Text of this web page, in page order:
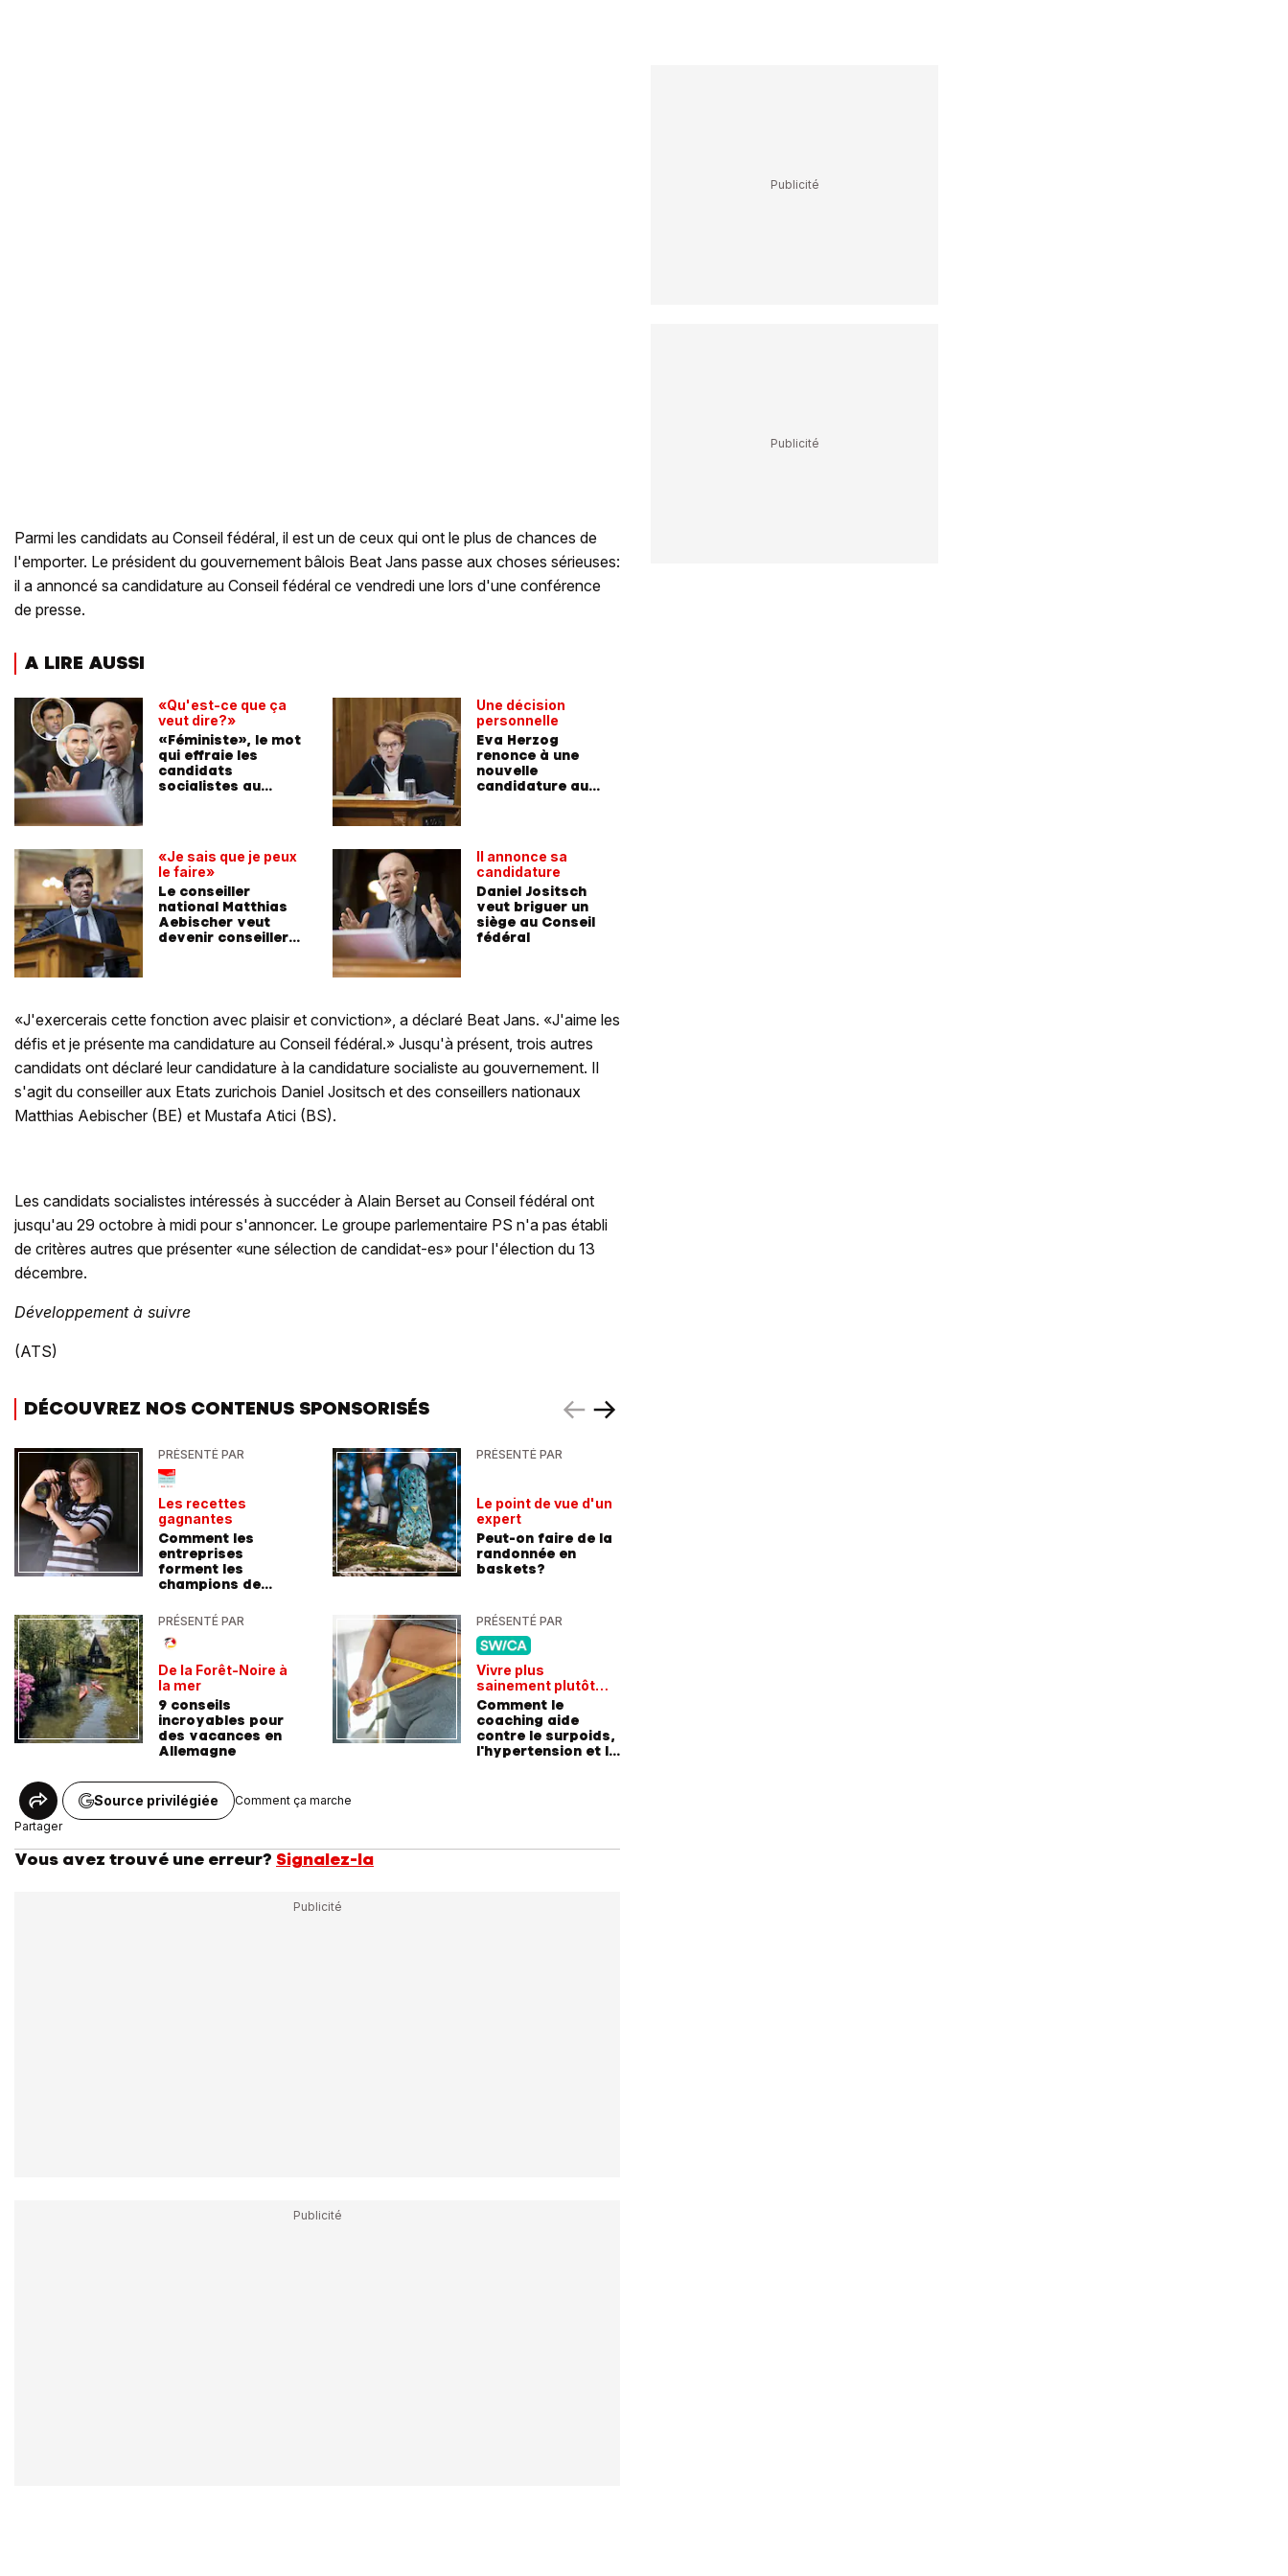
Parmi les candidats au Conseil fédéral, il est un de ceux qui ont le plus de chances de
l'emporter. Le président du gouvernement bâlois Beat Jans passe aux choses sérieuses:
il a annoncé sa candidature au Conseil fédéral ce vendredi une lors d'une conférence
de presse.
A LIRE AUSSI
«Qu'est-ce que ça
veut dire?»
«Féministe», le mot
qui effraie les
candidats
socialistes au
«Je sais que je peux
le faire»
Le conseiller
national Matthias
Aebischer veut
devenir conseiller
Une décision
personnelle
Eva Herzog
renonce à une
nouvelle
candidature au
Il annonce sa
candidature
Daniel Jositsch
veut briguer un
siège au Conseil
fédéral
«J'exercerais cette fonction avec plaisir et conviction», a déclaré Beat Jans. «J'aime les
défis et je présente ma candidature au Conseil fédéral.» Jusqu'à présent, trois autres
candidats ont déclaré leur candidature à la candidature socialiste au gouvernement. Il
s'agit du conseiller aux Etats zurichois Daniel Jositsch et des conseillers nationaux
Matthias Aebischer (BE) et Mustafa Atici (BS).
Les candidats socialistes intéressés à succéder à Alain Berset au Conseil fédéral ont
jusqu'au 29 octobre à midi pour s'annoncer. Le groupe parlementaire PS n'a pas établi
de critères autres que présenter «une sélection de candidat-es» pour l'élection du 13
décembre.
Développement à suivre
(ATS)
DÉCOUVREZ NOS CONTENUS SPONSORISÉS
PRÉSENTÉ PAR
Les recettes
gagnantes
Comment les
entreprises
forment les
champions de
PRÉSENTÉ PAR
De la Forêt-Noire à
la mer
9 conseils
incroyables pour
des vacances en
Allemagne
PRÉSENTÉ PAR
Le point de vue d'un
expert
Peut-on faire de la
randonnée en
baskets?
PRÉSENTÉ PAR
Vivre plus
sainement plutôt
qu'avaler des
médicaments
Comment le
coaching aide
contre le surpoids,
l'hypertension et le
Partager
Source privilégiée Comment ça marche
Vous avez trouvé une erreur? Signalez-la